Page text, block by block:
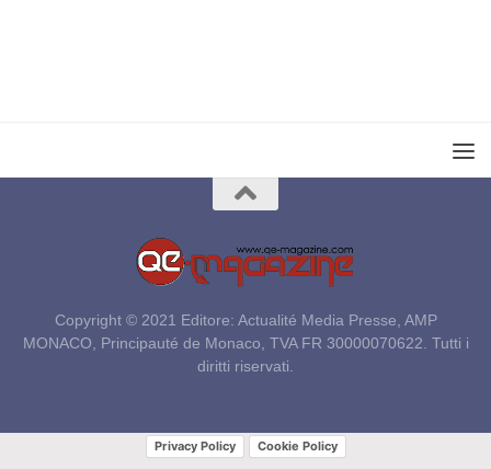
Copyright © 2021 Editore: Actualité Media Presse, AMP
MONACO, Principauté de Monaco, TVA FR 30000070622. Tutti i
diritti riservati.
Privacy Policy Cookie Policy